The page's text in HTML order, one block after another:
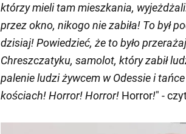
którzy mieli tam mieszkania,
przez okno, nikogo nie zabiła! To był
dzisiaj! Powiedzieć, że to było
Chreszczatyku, samolot, który zabił
palenie ludzi żywcem w Odessie i
kościach! Horror! Horror! Horror!" -